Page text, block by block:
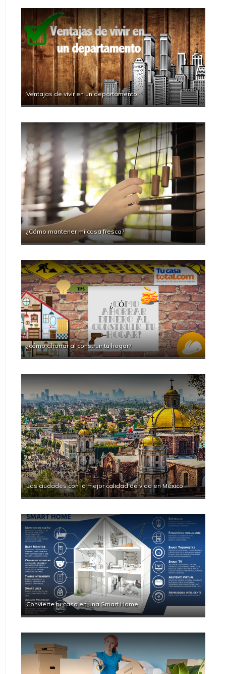
Ventajas de vivir en un departamento
¿Cómo mantener mi casa fresca?
¿cómo ahorrar al construir tu hogar?
Las ciudades con la mejor calidad de vida en México
Convierte tu casa en una Smart Home